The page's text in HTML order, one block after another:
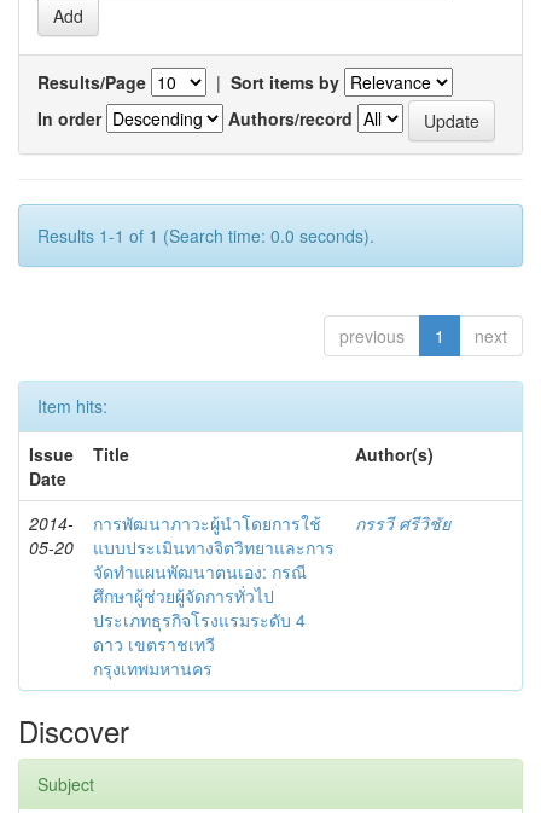
Results/Page | Sort items by
In order
Authors/record
Results 1-1 of 1 (Search time: 0.0 seconds).
previous 1 next
Item hits:
Issue
Date
Title Author(s)
2014-
05-20
การพัฒนาภาวะผู้นำโดยการใช้
แบบประเมินทางจิตวิทยาและการ
จัดทำแผนพัฒนาตนเอง: กรณี
ศึกษาผู้ช่วยผู้จัดการทั่วไป
ประเภทธุรกิจโรงแรมระดับ 4
ดาว เขตราชเทวี
กรุงเทพมหานคร
กรรวี ศรีวิชัย
Discover
Subject